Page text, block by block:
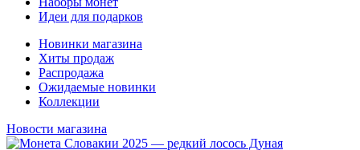
Идеи для подарков
Новинки магазина
Хиты продаж
Распродажа
Ожидаемые новинки
Коллекции
Новости магазина